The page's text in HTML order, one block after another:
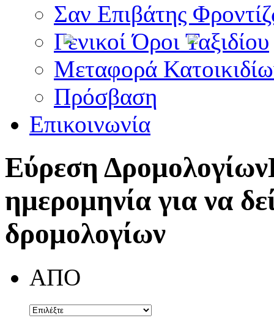
Σαν Επιβάτης
Γενικοί Όροι Ταξιδίου
Μεταφορά
Πρόσβαση
Επικοινωνία
Εύρεση Δρομολογίων
ημερομηνία για να
δρομολογίων
ΑΠΟ